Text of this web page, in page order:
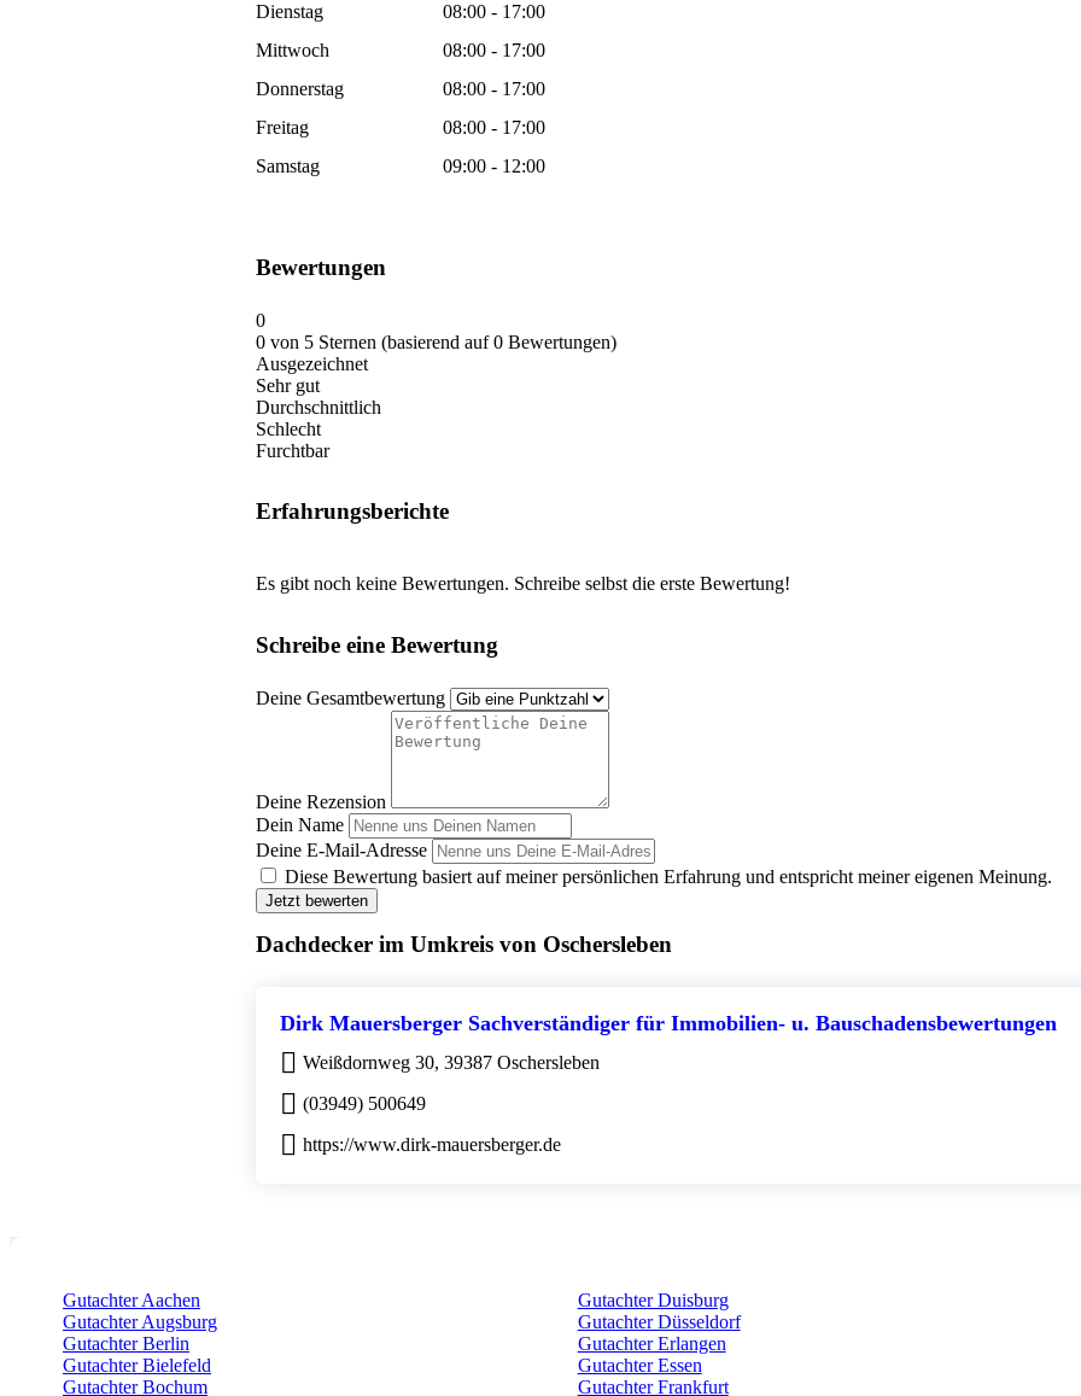
Dienstag
08:00 - 17:00
Mittwoch
08:00 - 17:00
Donnerstag
08:00 - 17:00
Freitag
08:00 - 17:00
Samstag
09:00 - 12:00
Bewertungen
0
0 von 5 Sternen (basierend auf 0 Bewertungen)
Ausgezeichnet
Sehr gut
Durchschnittlich
Schlecht
Furchtbar
Erfahrungsberichte
Es gibt noch keine Bewertungen. Schreibe selbst die erste Bewertung!
Schreibe eine Bewertung
Deine Gesamtbewertung
Deine Rezension
Dein Name
Deine E-Mail-Adresse
Diese Bewertung basiert auf meiner persönlichen Erfahrung und entspricht meiner eigenen Meinung.
Jetzt bewerten
Dachdecker im Umkreis von Oschersleben
Dirk Mauersberger Sachverständiger für Immobilien- u. Bauschadensbewertungen
Weißdornweg 30, 39387 Oschersleben
(03949) 500649
https://www.dirk-mauersberger.de
Gutachter Aachen
Gutachter Augsburg
Gutachter Berlin
Gutachter Bielefeld
Gutachter Bochum
Gutachter Duisburg
Gutachter Düsseldorf
Gutachter Erlangen
Gutachter Essen
Gutachter Frankfurt